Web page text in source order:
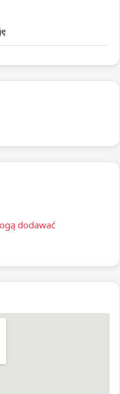
dodawać